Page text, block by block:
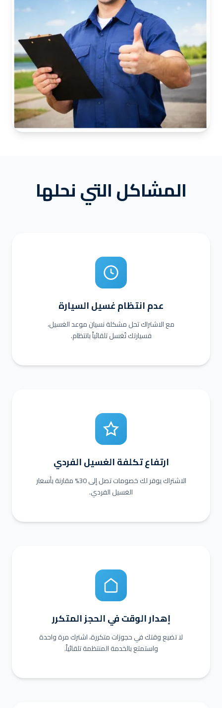
المشاكل التي نحلها
عدم انتظام غسيل السيارة
مع الاشتراك تحل مشكلة نسيان موعد الغسيل،
فسيارتك تُغسل تلقائياً بانتظام.
ارتفاع تكلفة الغسيل الفردي
الاشتراك يوفر لك خصومات تصل إلى 30% مقارنة بأسعار
الغسيل الفردي.
إهدار الوقت في الحجز المتكرر
لا تضيع وقتك في حجوزات متكررة، اشترك مرة واحدة
واستمتع بالخدمة المنتظمة تلقائياً.